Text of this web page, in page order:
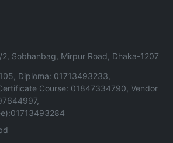
Sobhanbag, Mirpur Road, Dhaka-1207
Diploma: 01713493233,
Course: 01847334790, Vendor